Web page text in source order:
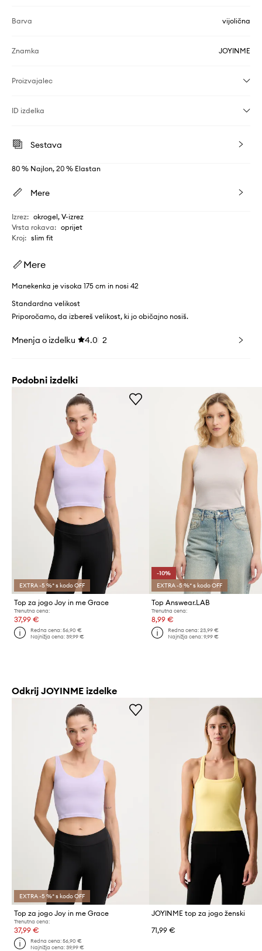
Barva vijolična
Znamka JOYINME
Proizvajalec
ID izdelka
Sestava
80 % Najlon, 20 % Elastan
Mere
Izrez: okrogel, V-izrez
Vrsta rokava: oprijet
Kroj: slim fit
Mere
Manekenka je visoka 175 cm in nosi 42
Standardna velikost
Priporočamo, da izbereš velikost, ki jo običajno nosiš.
Mnenja o izdelku 4.0 2
Podobni izdelki
EXTRA -5 %* s kodo OFF
Top za jogo Joy in me Grace
Trenutna cena:
37,99 €
Redna cena:56,90 €
Najnižja cena:39,99 €
-10%
EXTRA -5 %* s kodo OFF
Top Answear.LAB
Trenutna cena:
8,99 €
Redna cena: 23,99 €
Najnižja cena: 9,99 €
Odkrij JOYINME izdelke
EXTRA -5 %* s kodo OFF
Top za jogo Joy in me Grace
Trenutna cena:
37,99 €
Redna cena:56,90 €
Najnižja cena:39,99 €
JOYINME top za jogo ženski
71,99 €